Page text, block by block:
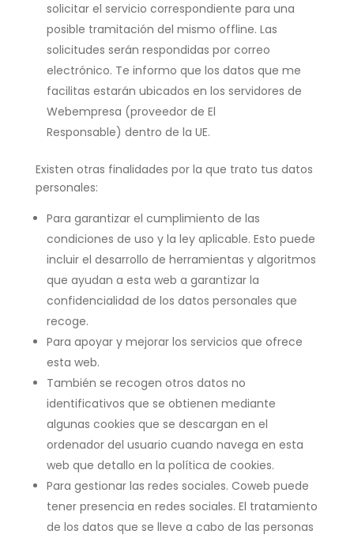
solicitar el servicio correspondiente para una
posible tramitación del mismo offline. Las
solicitudes serán respondidas por correo
electrónico. Te informo que los datos que me
facilitas estarán ubicados en los servidores de
Webempresa (proveedor de El
Responsable) dentro de la UE.
Existen otras finalidades por la que trato tus datos
personales:
Para garantizar el cumplimiento de las
condiciones de uso y la ley aplicable. Esto puede
incluir el desarrollo de herramientas y algoritmos
que ayudan a esta web a garantizar la
confidencialidad de los datos personales que
recoge.
Para apoyar y mejorar los servicios que ofrece
esta web.
También se recogen otros datos no
identificativos que se obtienen mediante
algunas cookies que se descargan en el
ordenador del usuario cuando navega en esta
web que detallo en la política de cookies.
Para gestionar las redes sociales. Coweb puede
tener presencia en redes sociales. El tratamiento
de los datos que se lleve a cabo de las personas